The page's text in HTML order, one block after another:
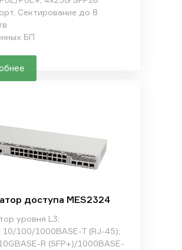
Сектирование до 8
БП
доступа MES2324
уровня L3;
10/100/1000BASE-T (RJ-45);
R (SFP+)/1000BASE-